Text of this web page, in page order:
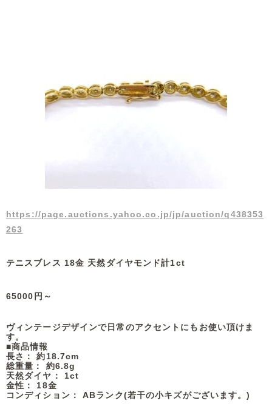
https://page.auctions.yahoo.co.jp/jp/auction/q438353
263
テニスブレス 18金 天然ダイヤモンド計1ct
65000円～
ヴィンテージデザインで日常のアクセントにもお使い頂けま
す。
■商品情報
長さ： 約18.7cm
総重量： 約6.8g
天然ダイヤ： 1ct
金性： 18金
コンディション： ABランク(若干の小キズがございます。)